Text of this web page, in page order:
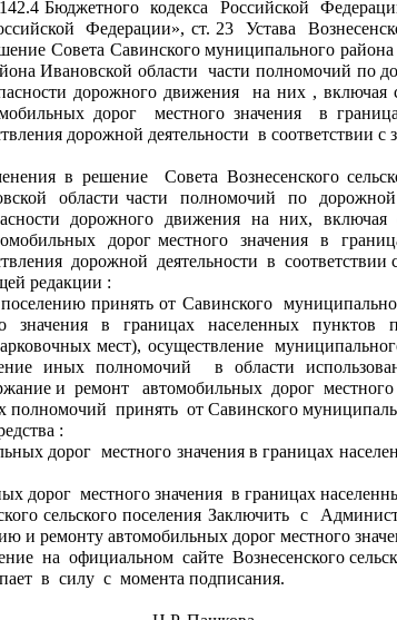
Федерации», ст. 23  Устава
Совета Савинского муниципального
Ивановской области  части полномочий по
дорожного движения  на них ,
дорог  местного значения  в
дорожной деятельности  в соответствии
области части  полномочий  по
дорожного  движения  на  них,
дорог местного  значения  в
дорожной  деятельности  в  соответствии
редакции :
поселению принять от Савинского
значения  в  границах  населенных  пунктов
мест), осуществление
иных  полномочий    в  области
и  ремонт   автомобильных  дорог  местного
принять  от Савинского
:
местного значения  в границах
и ремонту автомобильных дорог местного
на  официальном  сайте  Вознесенского
в  силу  с  момента подписания.